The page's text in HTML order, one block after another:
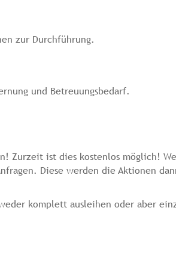
zur Durchführung.
und Betreuungsbedarf.
Zurzeit ist dies kostenlos möglich!
Diese werden die Aktionen
komplett ausleihen oder aber